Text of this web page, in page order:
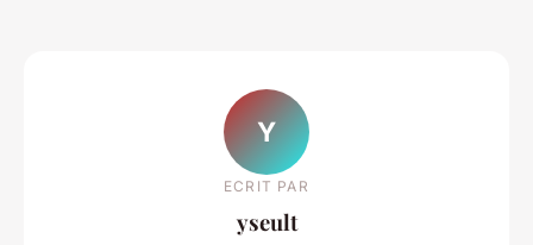
Y
ECRIT PAR
yseult